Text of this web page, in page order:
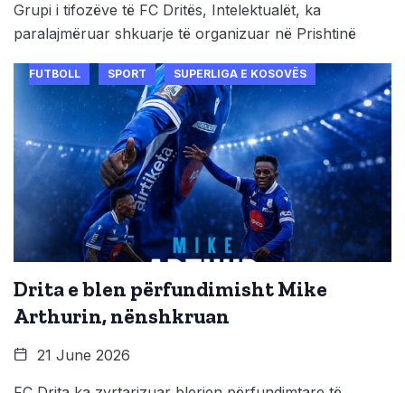
Grupi i tifozëve të FC Dritës, Intelektualët, ka
paralajmëruar shkuarje të organizuar në Prishtinë
FUTBOLL SPORT SUPERLIGA E KOSOVËS
Drita e blen përfundimisht Mike
Arthurin, nënshkruan
21 June 2026